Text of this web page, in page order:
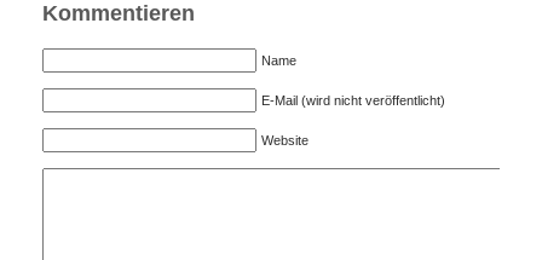
Kommentieren
Name
E-Mail (wird nicht veröffentlicht)
Website